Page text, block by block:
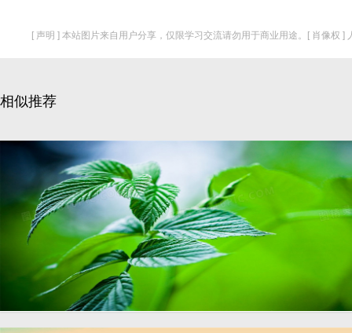
[ 声明 ] 本站图片来自用户分享，仅限学习交流请勿用于商业用途。[ 肖像权 ]
相似推荐